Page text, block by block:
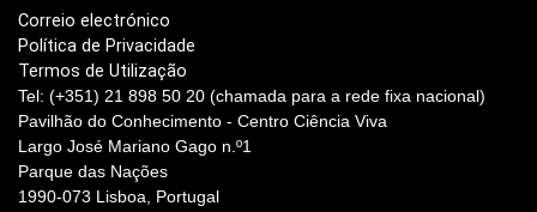
Correio electrónico
Política de Privacidade
Termos de Utilização
Tel: (+351) 21 898 50 20 (chamada para a rede fixa nacional)
Pavilhão do Conhecimento - Centro Ciência Viva
Largo José Mariano Gago n.º1
Parque das Nações
1990-073 Lisboa, Portugal